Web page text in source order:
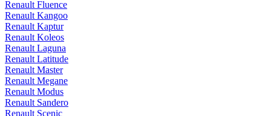
Renault Fluence
Renault Kangoo
Renault Kaptur
Renault Koleos
Renault Laguna
Renault Latitude
Renault Master
Renault Megane
Renault Modus
Renault Sandero
Renault Scenic